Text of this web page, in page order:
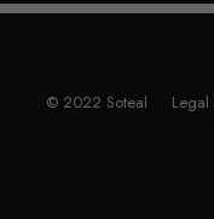
© 2022 Soteal Legal